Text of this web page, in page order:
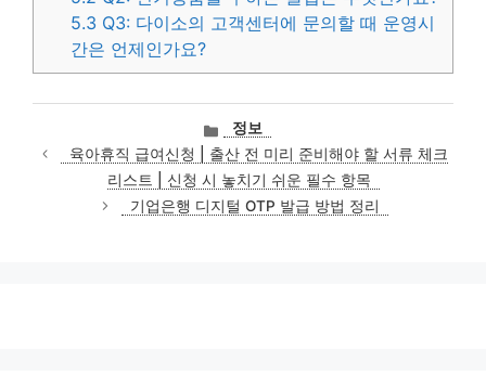
5.3 Q3: 다이소의 고객센터에 문의할 때 운영시
간은 언제인가요?
카
테
고
리
정보
육아휴직 급여신청 | 출산 전 미리 준비해야 할 서류 체크
리스트 | 신청 시 놓치기 쉬운 필수 항목
기업은행 디지털 OTP 발급 방법 정리